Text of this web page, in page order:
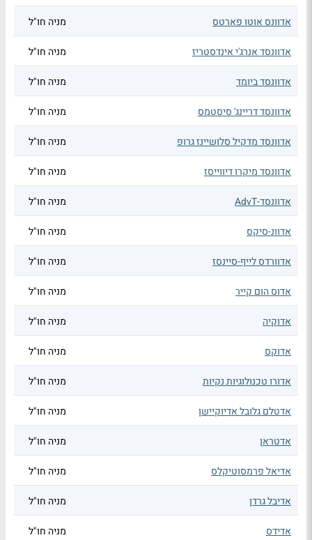
אדוונס אוטו פארטס מניה חו"ל
אדוונסד אנרג'י אינדסטריז מניה חו"ל
אדוונסד ביומד מניה חו"ל
אדוונסד דריינג' סיסטמס מניה חו"ל
אדוונסד מדקיל סלושיינז גרופ מניה חו"ל
אדוונסד מיקרו דיווייסז מניה חו"ל
אדוונסד-AdvT מניה חו"ל
אדוונ-סיקס מניה חו"ל
אדוורדס לייף-סיינסז מניה חו"ל
אדוס הום קייר מניה חו"ל
אדוקיה מניה חו"ל
אדוקס מניה חו"ל
אדורו טכנולוגיות נקיות מניה חו"ל
אדטלם גלובל אדיוקיישן מניה חו"ל
אדטראן מניה חו"ל
אדיאל פרמסוטיקלס מניה חו"ל
אדיבל גרדן מניה חו"ל
אדידס מניה חו"ל